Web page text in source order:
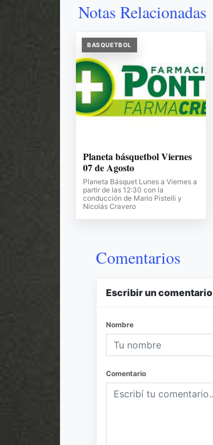
Notas Relacionadas
BASQUETBOL
Planeta básquetbol Viernes
07 de Agosto
Planeta Básquet Lunes a Viernes a
partir de las 12:30 con la
conducción de Mario Pistelli y
Nicolás Cravero
Comentarios
Escribir un comentario
Nombre
Comentario